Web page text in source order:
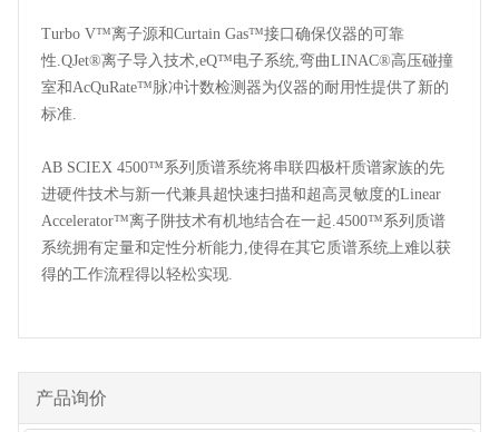
Turbo V™离子源和Curtain Gas™接口确保仪器的可靠
性.QJet®离子导入技术,eQ™电子系统,弯曲LINAC®高压碰撞
室和AcQuRate™脉冲计数检测器为仪器的耐用性提供了新的
标准.
AB SCIEX 4500™系列质谱系统将串联四极杆质谱家族的先
进硬件技术与新一代兼具超快速扫描和超高灵敏度的Linear
Accelerator™离子阱技术有机地结合在一起.4500™系列质谱
系统拥有定量和定性分析能力,使得在其它质谱系统上难以获
得的工作流程得以轻松实现.
产品询价